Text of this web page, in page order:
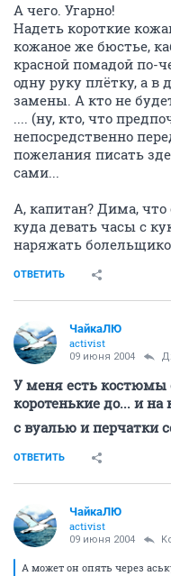
А чего. Угарно!
Надеть короткие
кожаное же бюстье,
красной помадой по-
одну руку плётку, а в
замены. А кто не
.... (ну, кто, что
непосредственно
пожелания писать
сами...
А, капитан? Дима, что
куда девать часы с
наряжать
ОТВЕТИТЬ
ЧайкаЛЮ
activist
09 июня 2004
У меня есть костюмы
коротенькие до... и
с вуалью и перчатки
ОТВЕТИТЬ
ЧайкаЛЮ
activist
09 июня 2004
А может он опять через